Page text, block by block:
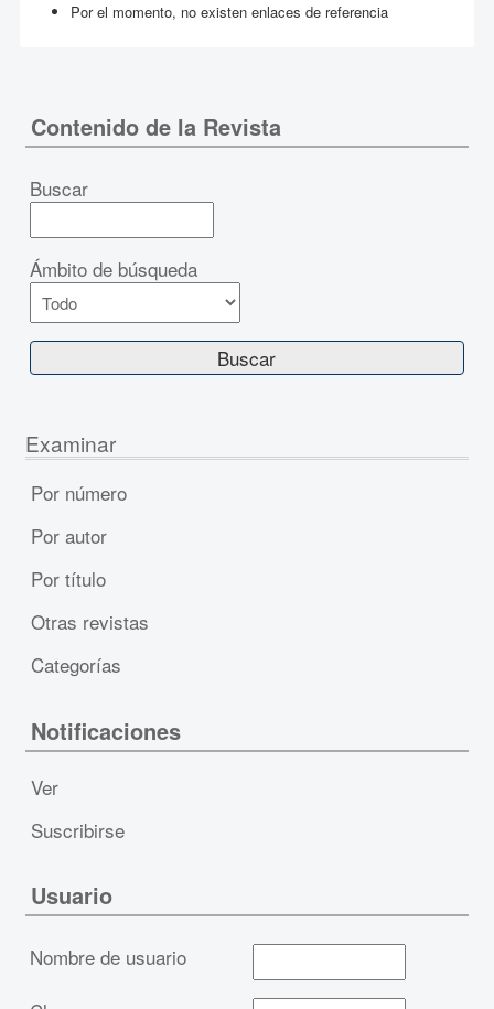
Por el momento, no existen enlaces de referencia
Contenido de la Revista
Buscar
Ámbito de búsqueda
Examinar
Por número
Por autor
Por título
Otras revistas
Categorías
Notificaciones
Ver
Suscribirse
Usuario
Nombre de usuario